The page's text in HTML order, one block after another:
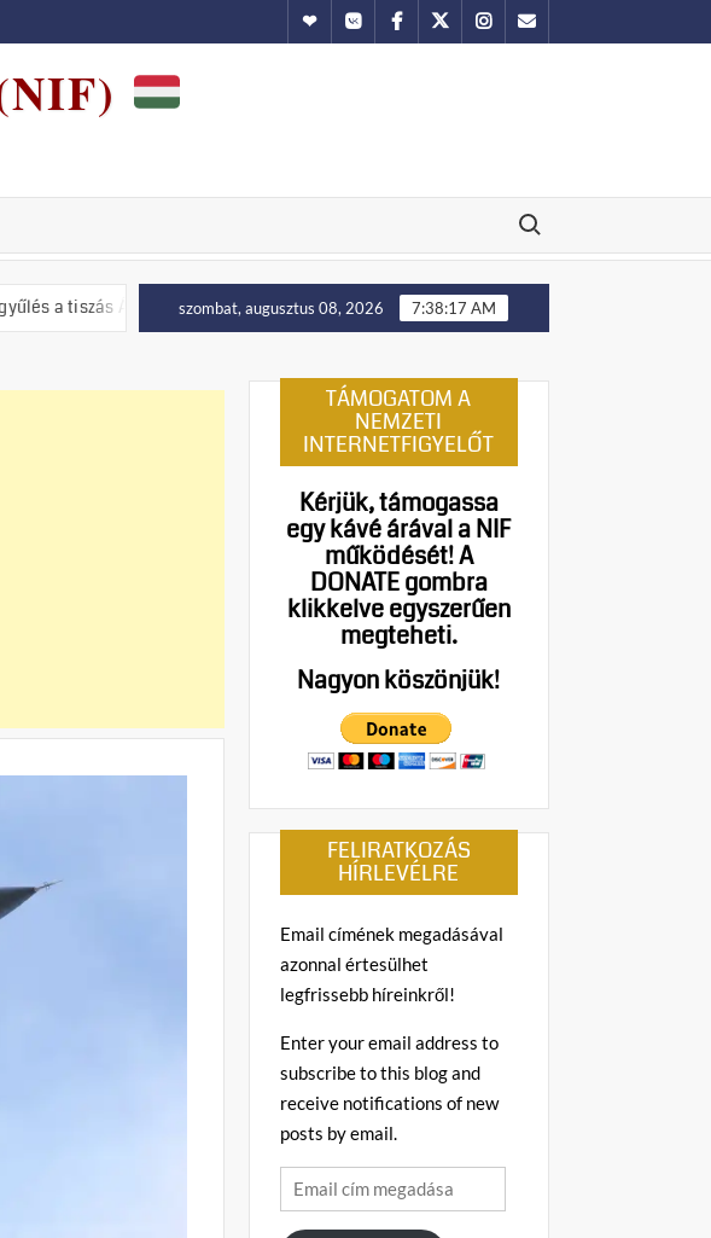
HundubVkontakte
Facebook
TwitterInstagram
Email
Search for:
felállítását! Putyin: Ukrajna nyugati területei előbb-utóbb visszakerülnek
szombat, augusztus 08, 2026 7:38:18 AM
TÁMOGATOM A
NEMZETI
INTERNETFIGYELŐT
Kérjük, támogassa
egy kávé árával a NIF
működését!A
DONATE gombra
klikkelve egyszerűen
megteheti.
Nagyon köszönjük!
FELIRATKOZÁS
HÍRLEVÉLRE
Email címének megadásával
azonnal értesülhet
legfrissebb híreinkről!
Enter your email address to
subscribe to this blog and
receive notifications of new
posts by email.
Email
cím